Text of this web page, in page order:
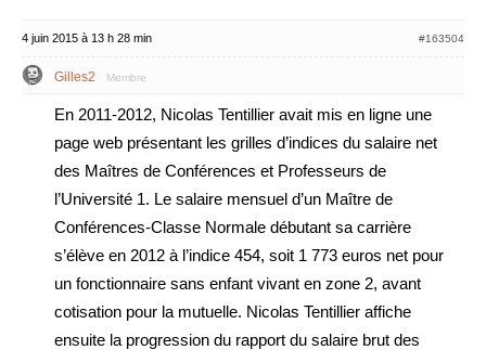
4 juin 2015 à 13 h 28 min #163504
Gilles2 Membre
En 2011-2012, Nicolas Tentillier avait mis en ligne une
page web présentant les grilles d’indices du salaire net
des Maîtres de Conférences et Professeurs de
l’Université 1. Le salaire mensuel d’un Maître de
Conférences-Classe Normale débutant sa carrière
s’élève en 2012 à l’indice 454, soit 1 773 euros net pour
un fonctionnaire sans enfant vivant en zone 2, avant
cotisation pour la mutuelle. Nicolas Tentillier affiche
ensuite la progression du rapport du salaire brut des